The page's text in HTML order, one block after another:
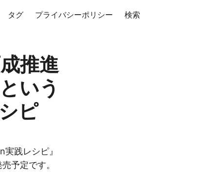
タグ プライバシーポリシー 検索
推進
いう
ピ
践レシピ』
予定です。